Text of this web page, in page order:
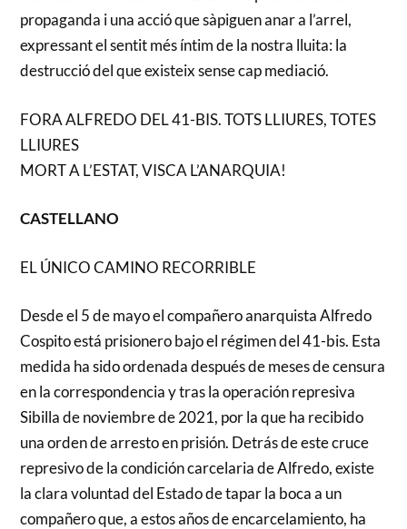
propaganda i una acció que sàpiguen anar a l’arrel,
expressant el sentit més íntim de la nostra lluita: la
destrucció del que existeix sense cap mediació.
FORA ALFREDO DEL 41-BIS. TOTS LLIURES, TOTES
LLIURES
MORT A L’ESTAT, VISCA L’ANARQUIA!
CASTELLANO
EL ÚNICO CAMINO RECORRIBLE
Desde el 5 de mayo el compañero anarquista Alfredo
Cospito está prisionero bajo el régimen del 41-bis. Esta
medida ha sido ordenada después de meses de censura
en la correspondencia y tras la operación represiva
Sibilla de noviembre de 2021, por la que ha recibido
una orden de arresto en prisión. Detrás de este cruce
represivo de la condición carcelaria de Alfredo, existe
la clara voluntad del Estado de tapar la boca a un
compañero que, a estos años de encarcelamiento, ha